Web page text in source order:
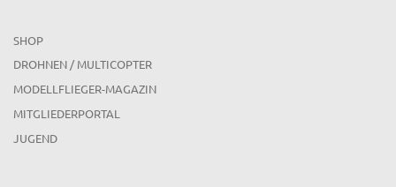
SHOP
DROHNEN / MULTICOPTER
MODELLFLIEGER-MAGAZIN
MITGLIEDERPORTAL
JUGEND